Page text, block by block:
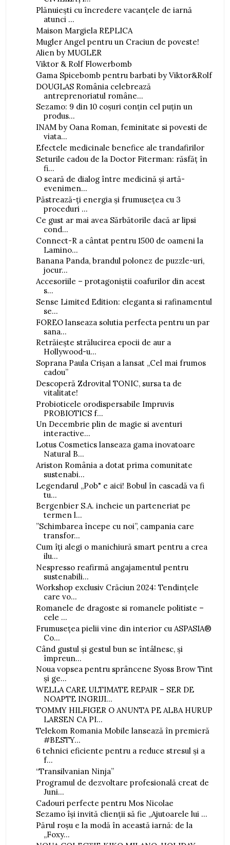
Plănuiești cu încredere vacanțele de iarnă
atunci ...
Maison Margiela REPLICA
Mugler Angel pentru un Craciun de poveste!
Alien by MUGLER
Viktor & Rolf Flowerbomb
Gama Spicebomb pentru barbati by Viktor&Rolf
DOUGLAS România celebrează
antreprenoriatul române...
Sezamo: 9 din 10 coșuri conțin cel puțin un
produs...
INAM by Oana Roman, feminitate si povesti de
viata...
Efectele medicinale benefice ale trandafirilor
Seturile cadou de la Doctor Fiterman: răsfăț în
fi...
O seară de dialog între medicină și artă-
evenimen...
Păstrează-ți energia și frumusețea cu 3
proceduri ...
Ce gust ar mai avea Sărbătorile dacă ar lipsi
cond...
Connect-R a cântat pentru 1500 de oameni la
Lamino...
Banana Panda, brandul polonez de puzzle-uri,
jocur...
Accesoriile – protagoniștii coafurilor din acest
s...
Sense Limited Edition: eleganta si rafinamentul
se...
FOREO lanseaza solutia perfecta pentru un par
sana...
Retrăiește strălucirea epocii de aur a
Hollywood-u...
Soprana Paula Crișan a lansat „Cel mai frumos
cadou”
Descoperă Zdrovital TONIC, sursa ta de
vitalitate!
Probioticele orodispersabile Impruvis
PROBIOTICS f...
Un Decembrie plin de magie si aventuri
interactive...
Lotus Cosmetics lanseaza gama inovatoare
Natural B...
Ariston România a dotat prima comunitate
sustenabi...
Legendarul „Pob" e aici! Bobul în cascadă va fi
tu...
Bergenbier S.A. incheie un parteneriat pe
termen l...
”Schimbarea începe cu noi”, campania care
transfor...
Cum îți alegi o manichiură smart pentru a crea
ilu...
Nespresso reafirmă angajamentul pentru
sustenabili...
Workshop exclusiv Crăciun 2024: Tendințele
care vo...
Romanele de dragoste si romanele politiste –
cele ...
Frumusețea pielii vine din interior cu ASPASIA®
Co...
Când gustul și gestul bun se întâlnesc, și
împreun...
Noua vopsea pentru sprâncene Syoss Brow Tint
și ge...
WELLA CARE ULTIMATE REPAIR – SER DE
NOAPTE INGRIJI...
TOMMY HILFIGER O ANUNTA PE ALBA HURUP
LARSEN CA PI...
Telekom Romania Mobile lansează în premieră
#BESTY...
6 tehnici eficiente pentru a reduce stresul și a
f...
“Transilvanian Ninja”
Programul de dezvoltare profesională creat de
Juni...
Cadouri perfecte pentru Mos Nicolae
Sezamo își invită clienții să fie „Ajutoarele lui ...
Părul roșu e la modă în această iarnă: de la
„Foxy...